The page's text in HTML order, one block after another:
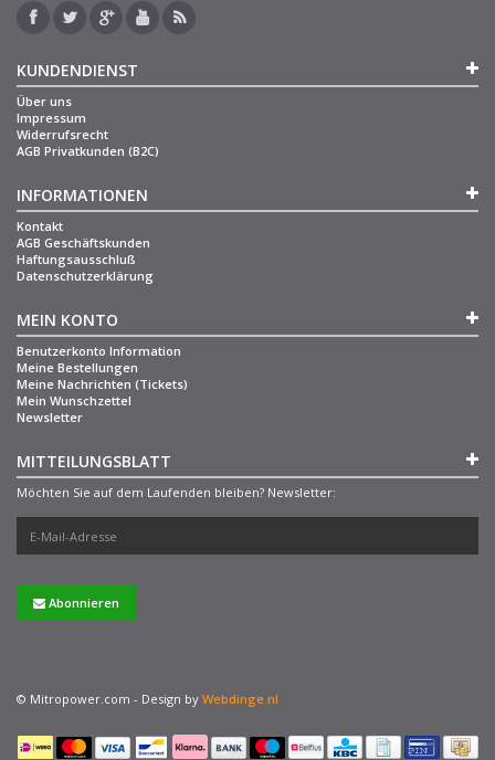
KUNDENDIENST
Über uns
Impressum
Widerrufsrecht
AGB Privatkunden (B2C)
INFORMATIONEN
Kontakt
AGB Geschäftskunden
Haftungsausschluß
Datenschutzerklärung
MEIN KONTO
Benutzerkonto Information
Meine Bestellungen
Meine Nachrichten (Tickets)
Mein Wunschzettel
Newsletter
MITTEILUNGSBLATT
Möchten Sie auf dem Laufenden bleiben? Newsletter:
Abonnieren
© Mitropower.com - Design by Webdinge.nl